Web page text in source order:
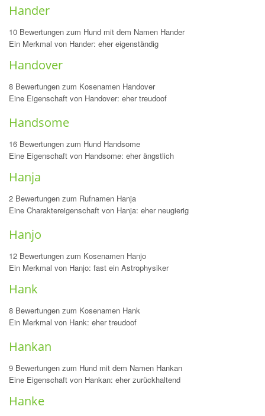
Hander
10 Bewertungen zum Hund mit dem Namen Hander
Ein Merkmal von Hander: eher eigenständig
Handover
8 Bewertungen zum Kosenamen Handover
Eine Eigenschaft von Handover: eher treudoof
Handsome
16 Bewertungen zum Hund Handsome
Eine Eigenschaft von Handsome: eher ängstlich
Hanja
2 Bewertungen zum Rufnamen Hanja
Eine Charaktereigenschaft von Hanja: eher neugierig
Hanjo
12 Bewertungen zum Kosenamen Hanjo
Ein Merkmal von Hanjo: fast ein Astrophysiker
Hank
8 Bewertungen zum Kosenamen Hank
Ein Merkmal von Hank: eher treudoof
Hankan
9 Bewertungen zum Hund mit dem Namen Hankan
Eine Eigenschaft von Hankan: eher zurückhaltend
Hanke